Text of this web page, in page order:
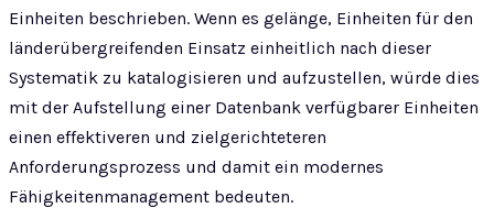
Einheiten beschrieben. Wenn es gelänge, Einheiten für den
länderübergreifenden Einsatz einheitlich nach dieser
Systematik zu katalogisieren und aufzustellen, würde dies
mit der Aufstellung einer Datenbank verfügbarer Einheiten
einen effektiveren und zielgerichteteren
Anforderungsprozess und damit ein modernes
Fähigkeitenmanagement bedeuten.